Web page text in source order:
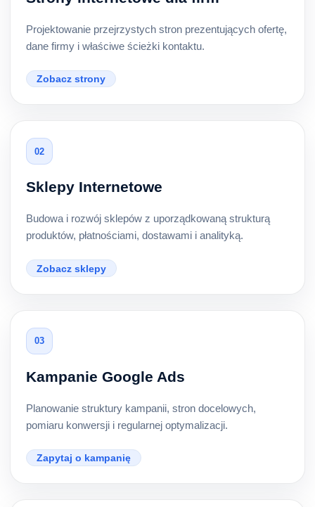
Projektowanie przejrzystych stron prezentujących ofertę,
dane firmy i właściwe ścieżki kontaktu.
Zobacz strony
02
Sklepy Internetowe
Budowa i rozwój sklepów z uporządkowaną strukturą
produktów, płatnościami, dostawami i analityką.
Zobacz sklepy
03
Kampanie Google Ads
Planowanie struktury kampanii, stron docelowych,
pomiaru konwersji i regularnej optymalizacji.
Zapytaj o kampanię